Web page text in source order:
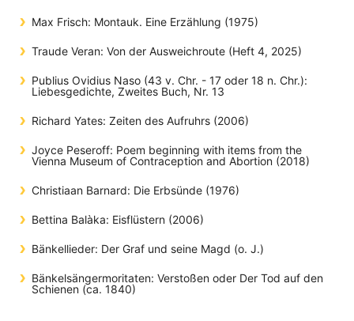
Max Frisch: Montauk. Eine Erzählung (1975)
Traude Veran: Von der Ausweichroute (Heft 4, 2025)
Publius Ovidius Naso (43 v. Chr. - 17 oder 18 n. Chr.):
Liebesgedichte, Zweites Buch, Nr. 13
Richard Yates: Zeiten des Aufruhrs (2006)
Joyce Peseroff: Poem beginning with items from the
Vienna Museum of Contraception and Abortion (2018)
Christiaan Barnard: Die Erbsünde (1976)
Bettina Balàka: Eisflüstern (2006)
Bänkellieder: Der Graf und seine Magd (o. J.)
Bänkelsängermoritaten: Verstoßen oder Der Tod auf den
Schienen (ca. 1840)